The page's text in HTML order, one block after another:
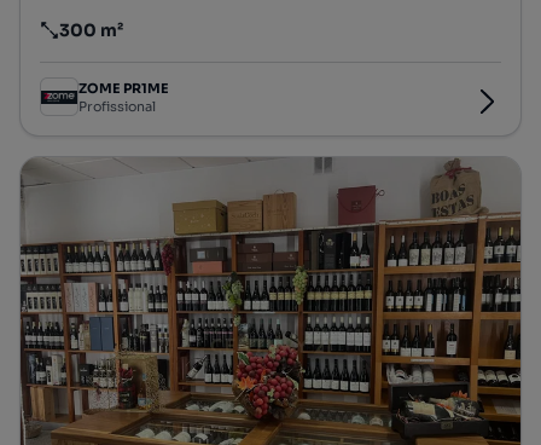
Preço por metro quadrado
300 m²
ZOME PR1ME
Profissional